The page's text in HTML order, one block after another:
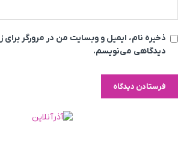
ذخیره نام، ایمیل و وبسایت من در مرورگر برای
دیدگاهی می‌نویسم.